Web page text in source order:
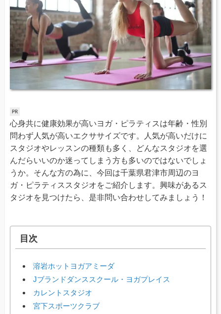
心身共に健康効果が高いヨガ・ピラティスは年齢・性別
問わず人気が高いエクササイズです。人気が高いだけに
スタジオやレッスンの種類も多く、どんなスタジオを選
んだらいいのか迷ってしまう方も多いのではないでしょ
うか。そんな方の為に、今回は千葉県君津市周辺のヨ
ガ・ピラティススタジオをご紹介します。興味があるス
タジオを見つけたら、是非問い合わせしてみましょう！
目次
溶岩ホットヨガアミーダ
Jブランドダンススクール・ヨガプレイス
カレントスタジオ
宮下スポーツクラブ